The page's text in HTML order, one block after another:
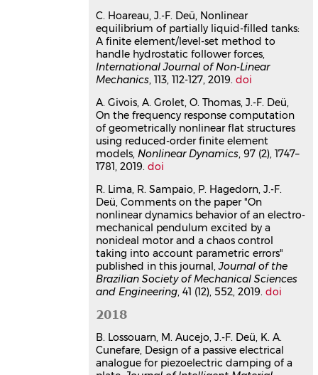
03106873v1
Special issue: 9th ECCOMAS
thematic conference on smart
structures and materials
Ayech Benjeddou,Nazih Mechbal
Journal of Intelligent Material Systems
and Structures, 2021, 32 (3),
⟨10.1177/1045389X21995597⟩
Article dans une revue hal-
03706105v1
structures with geometric
nonlinearities: A non-intrusive
reduced order modelling strategy
Arthur Givois, Jean-François Deü
Olivier Thomas
Computers & Structures, 2021, 253,
pp.106575.
⟨10.1016/j.compstruc.2021.106575⟩
Effect of parametric
uncertainties on vibration
C. Hoareau, J.-F. Deü, Nonlinear
equilibrium of partially liquid-filled tanks:
A finite element/level-set method to
handle hydrostatic follower forces,
International Journal of Non-Linear
Mechanics, 113, 112-127, 2019.doi
A. Givois, A. Grolet, O. Thomas, J.-F. Deü,
On the frequency response computation
of geometrically nonlinear flat structures
using reduced-order finite element
models,Nonlinear Dynamics, 97 (2), 1747–
1781, 2019.doi
R. Lima, R. Sampaio, P. Hagedorn, J.-F.
Deü, Comments on the paper "On
nonlinear dynamics behavior of an electro-
mechanical pendulum excited by a
nonideal motor and a chaos control
taking into account parametric errors"
published in this journal,Journal of the
Brazilian Society of Mechanical Sciences
and Engineering, 41 (12), 552, 2019.doi
2018
B. Lossouarn, M. Aucejo, J.-F. Deü, K. A.
Cunefare, Design of a passive electrical
analogue for piezoelectric damping of a